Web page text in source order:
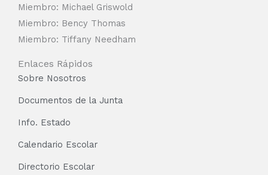
Miembro: Michael Griswold
Miembro: Bency Thomas
Miembro: Tiffany Needham
Enlaces Rápidos
Sobre Nosotros
Documentos de la Junta
Info. Estado
Calendario Escolar
Directorio Escolar